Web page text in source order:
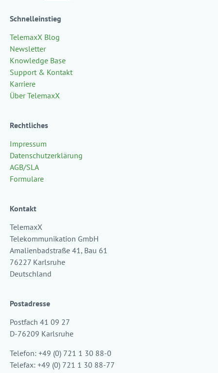
Schnelleinstieg
TelemaxX Blog
Newsletter
Knowledge Base
Support & Kontakt
Karriere
Über TelemaxX
Rechtliches
Impressum
Datenschutzerklärung
AGB/SLA
Formulare
Kontakt
TelemaxX
Telekommunikation GmbH
Amalienbadstraße 41, Bau 61
76227 Karlsruhe
Deutschland
Postadresse
Postfach 41 09 27
D-76209 Karlsruhe
Telefon: +49 (0) 721 1 30 88-0
Telefax: +49 (0) 721 1 30 88-77